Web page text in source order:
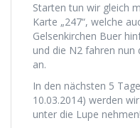
Starten tun wir gleich
Karte „247“, welche
Gelsenkirchen Buer
und die N2 fahren
an.
In den nächsten 5
10.03.2014) werden
unter die Lupe nehmen!